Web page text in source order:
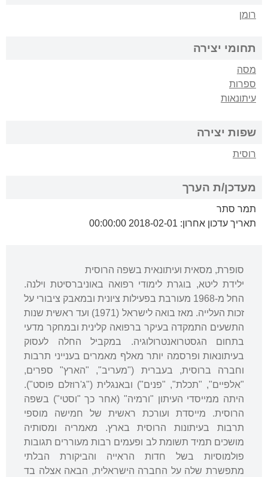
רומן
תחומי יצירה
מסה
ספרות
עיתונאות
שפות יצירה
רוסית
מעדכן/ת הערך
תמר סתר
תאריך עדכון אחרון: 2018-02-01 00:00:00
סופרת, מסאית ועיתונאית בשפה הרוסית
ילידת ליטא, בוגרת לימודי רפואה באוניברסיטת וילנה.
החל מ-1968 מעורבת בפעילות ציונית ובמאבק ציבורי על
זכות העלייה. מאז בואה לישראל (1971) ועד ראשית שנות
התשעים התמקדה בעיקר ברפואה קלינית ובמחקר מדעי
בתחום הגסטרואנטרולוגיה. במקביל החלה לעסוק
בעיתונאות ופרסמה יותר מאלף מאמרים בענייני תרבות
וחברה ברוסית, בעברית ("מעריב", "הארץ" ספרים,
"אלפיים", "תכלת", "פנים") ובאנגלית ("ג'רוזלם פוסט").
היתה ממייסדי העיתון "ורמיה" (אחר כך "וסטי") בשפה
הרוסית. מייסדת ועורכת ראשית של חמישה מוספי
תרבות בעיתונות הרוסית בארץ. מאמריה ומסותיה
מושכים תמיד תשומת לב ופעמים רבות מעוררים תגובות
פולמוסיות בשל חדות הראייה והביקורת הבלתי
מתפשרת שלה על החברה הישראלית, הבאה אצלה בד